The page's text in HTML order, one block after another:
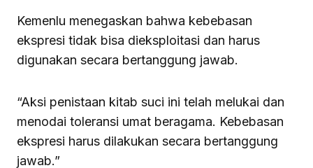
Kemenlu menegaskan bahwa kebebasan
ekspresi tidak bisa dieksploitasi dan harus
digunakan secara bertanggung jawab.
“Aksi penistaan kitab suci ini telah melukai dan
menodai toleransi umat beragama. Kebebasan
ekspresi harus dilakukan secara bertanggung
jawab.”